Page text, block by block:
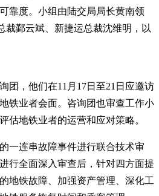
靠度。小组由陆交局局长黄南领
裁鄞云斌、新捷运总裁沈维明，以
团，他们在11月17日至21日应邀访
铁业者会面。咨询团也审查工作小
估地铁业者的运营和应对策略。
一连串故障事件进行联合技术审
行全面深入审查后，针对四方面提
地铁故障、加强资产管理、深化工